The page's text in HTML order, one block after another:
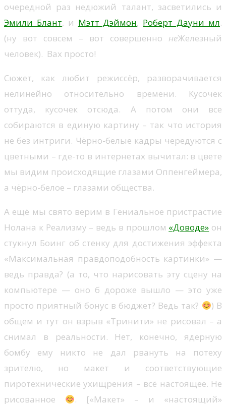
очередной раз недюжий талант, засветились и
Эмили Блант, и Мэтт Дэймон, Роберт Дауни мл.
(ну вот совсем – вот совершенно неЖелезный
человек). Вах просто!
Сюжет, как любит режиссёр, разворачивается
нелинейно относительно времени. Кусочек
оттуда, кусочек отсюда. А потом они все
собираются в единую картину – так что история
не без интриги. Чёрно-белые кадры чередуются с
цветными – где-то в интернетах вычитал: в цвете
мы видим происходящие глазами Оппенгеймера,
а чёрно-белое – глазами общества.
А ещё мы свято верим в Гениальное пристрастие
Нолана к Реализму – ведь в прошлом «Доводе» он
стукнул Боинг об стенку для достижения эффекта
«Максимальная правдоподобность картинки» —
ведь правда? (а то, что нарисовать эту сцену на
компьютере — оно б дороже вышло — это уже
просто приятный бонус в бюджет? Ведь так?
) В
общем и тут он взрыв «Тринити» не рисовал – а
снимал в реальности. Нет, конечно, ядерную
бомбу ему никто не дал рвануть на потеху
зрителю, но макет и соответствующие
пиротехнические ухищрения – всё настоящее. Не
рисованное
. [«Макет» – и «настоящий»